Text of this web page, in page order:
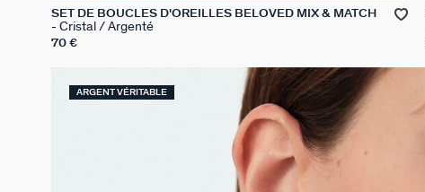
SET DE BOUCLES D'OREILLES BELOVED MIX & MATCH
Cristal / Argenté
70 €
ARGENT VÉRITABLE